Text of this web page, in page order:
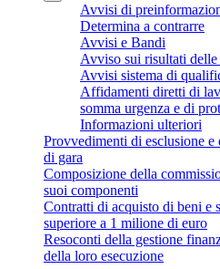
Avvisi di
Determina a contrarre
Avvisi e Bandi
Avviso sui risultati
Avvisi sistema di
Affidamenti diretti di
somma urgenza e di
Informazioni ulteriori
Provvedimenti di esclusione
di gara
Composizione della
suoi componenti
Contratti di acquisto di beni e
superiore a 1 milione di euro
Resoconti della gestione
della loro esecuzione